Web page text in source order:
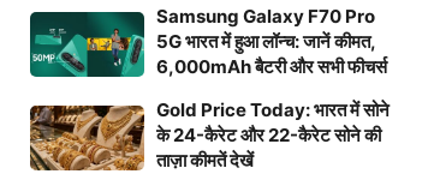
Samsung Galaxy F70 Pro
5G भारत में हुआ लॉन्च: जानें कीमत,
6,000mAh बैटरी और सभी फीचर्स
Gold Price Today: भारत में सोने
के 24-कैरेट और 22-कैरेट सोने की
ताज़ा कीमतें देखें